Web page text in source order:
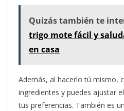
Quizás también te
trigo mote fácil y
en casa
Además, al hacerlo tú mismo,
ingredientes y puedes ajustar
tus preferencias. También es